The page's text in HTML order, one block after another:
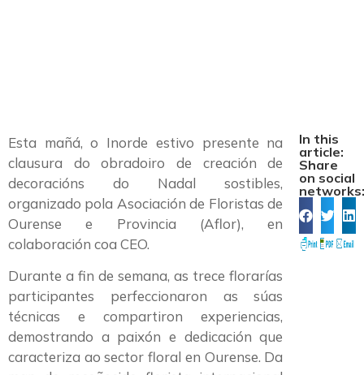
Esta mañá, o Inorde estivo presente na
clausura do obradoiro de creación de
decoracións do Nadal sostibles,
organizado pola Asociación de Floristas de
Ourense e Provincia (Aflor), en
colaboración coa CEO.
Durante a fin de semana, as trece florarías
participantes perfeccionaron as súas
técnicas e compartiron experiencias,
demostrando a paixón e dedicación que
caracteriza ao sector floral en Ourense. Da
In this
article:
Share
on social